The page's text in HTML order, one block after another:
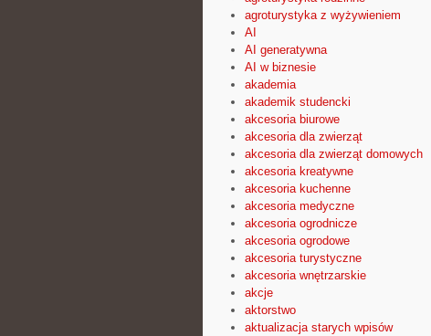
agroturystyka z wyżywieniem
AI
AI generatywna
AI w biznesie
akademia
akademik studencki
akcesoria biurowe
akcesoria dla zwierząt
akcesoria dla zwierząt domowych
akcesoria kreatywne
akcesoria kuchenne
akcesoria medyczne
akcesoria ogrodnicze
akcesoria ogrodowe
akcesoria turystyczne
akcesoria wnętrzarskie
akcje
aktorstwo
aktualizacja starych wpisów